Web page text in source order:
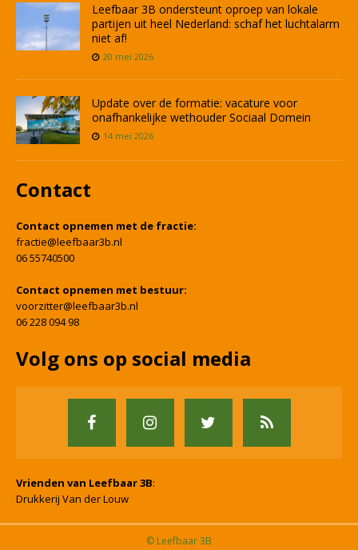
Leefbaar 3B ondersteunt oproep van lokale
partijen uit heel Nederland: schaf het luchtalarm
niet af!
20 mei 2026
Update over de formatie: vacature voor
onafhankelijke wethouder Sociaal Domein
14 mei 2026
Contact
Contact opnemen met de fractie:
fractie@leefbaar3b.nl
06 55740500
Contact opnemen met bestuur:
voorzitter@leefbaar3b.nl
06 228 094 98
Volg ons op social media
Vrienden van Leefbaar 3B:
Drukkerij Van der Louw
© Leefbaar 3B